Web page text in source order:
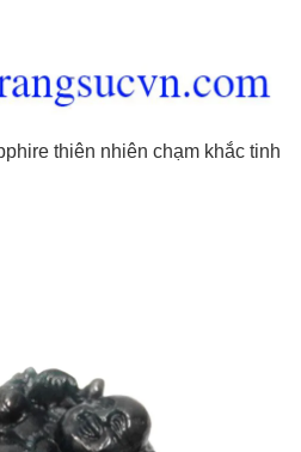
thiên nhiên chạm khắc tinh